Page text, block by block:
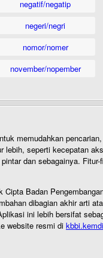
negatif/negatip
negeri/negri
nomor/nomer
november/nopember
memudahkan
seperti kecepatan
dan sebagainya.
Badan
dibagian akhir arti
ini lebih bersifat
website resmi di